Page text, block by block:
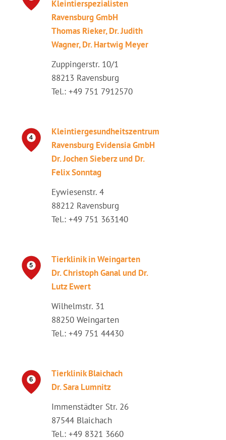
Kleintierspezialisten
Ravensburg GmbH
Thomas Rieker, Dr. Judith
Wagner, Dr. Hartwig Meyer
Zuppingerstr. 10/1
88213 Ravensburg
Tel.: +49 751 7912570
Kleintiergesundheitszentrum
Ravensburg Evidensia GmbH
Dr. Jochen Sieberz und Dr.
Felix Sonntag
Eywiesenstr. 4
88212 Ravensburg
Tel.: +49 751 363140
Tierklinik in Weingarten
Dr. Christoph Ganal und Dr.
Lutz Ewert
Wilhelmstr. 31
88250 Weingarten
Tel.: +49 751 44430
Tierklinik Blaichach
Dr. Sara Lumnitz
Immenstädter Str. 26
87544 Blaichach
Tel.: +49 8321 3660